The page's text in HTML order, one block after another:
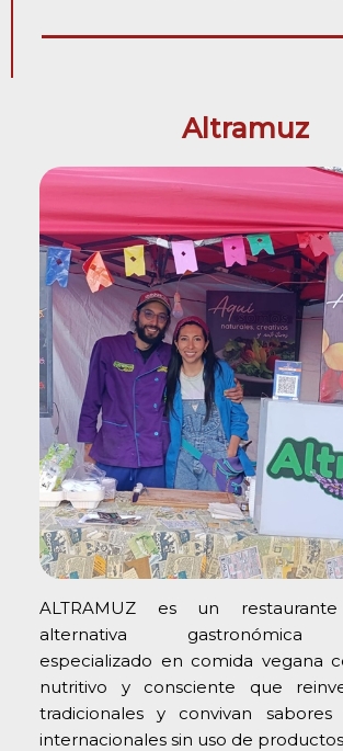
Altramuz
ALTRAMUZ es un
alternativa gastronómica
especializado en comida vegana
nutritivo y consciente que
tradicionales y convivan sabores
internacionales sin uso de